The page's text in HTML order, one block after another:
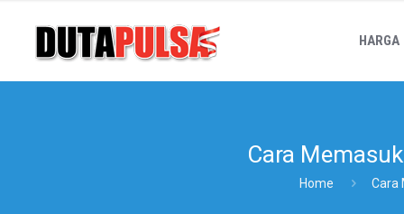
HARGA
Cara
Home Cara